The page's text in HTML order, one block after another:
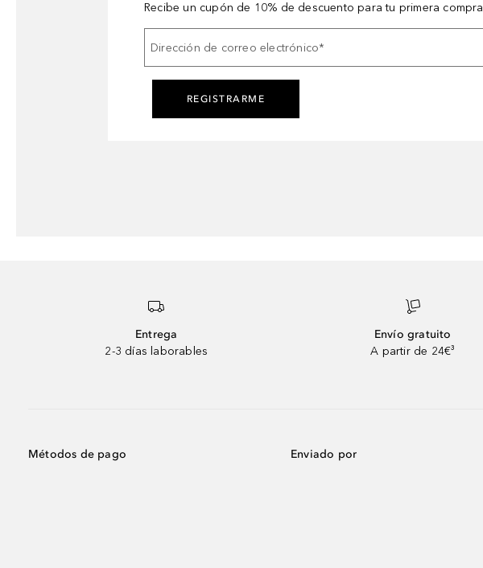
Recibe un cupón de 10% de descuento para tu primera compra
Dirección de correo electrónico*
REGISTRARME
Entrega
2-3 días laborables
Envío gratuito
A partir de 24€³
Métodos de pago Enviado por